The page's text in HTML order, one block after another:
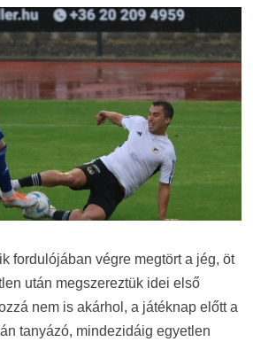
fordulójában végre megtört a jég, öt
után megszereztük idei első
nem is akárhol, a játéknap előtt a
tanyázó, mindezidáig egyetlen